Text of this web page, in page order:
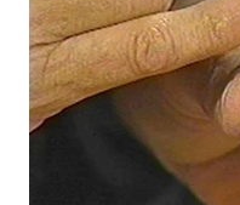
WN
LABUANBAJO